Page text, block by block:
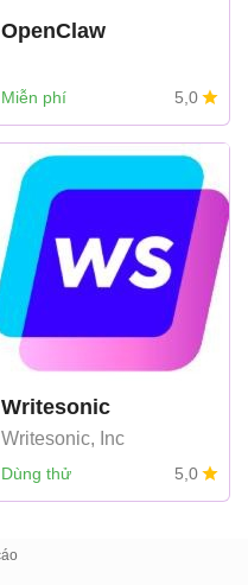
OpenClaw
Miễn phí 5,0
Writesonic
Writesonic, Inc
Dùng thử 5,0